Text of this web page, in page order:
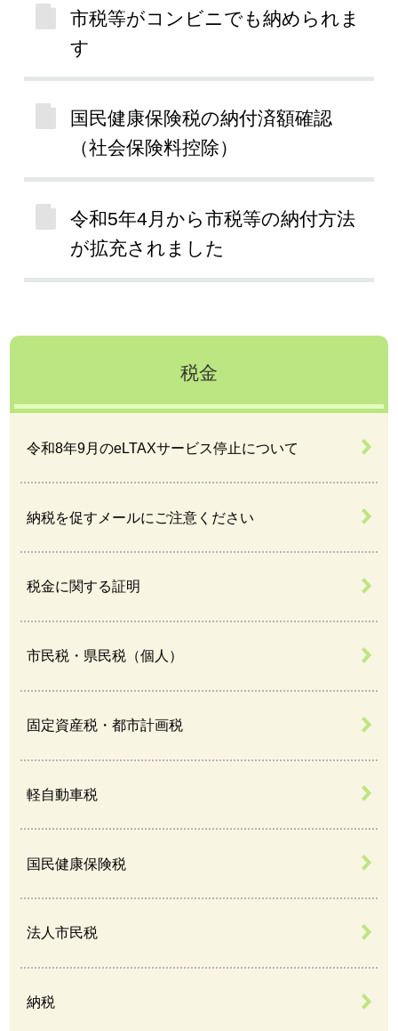
市税等がコンビニでも納められま
す
国民健康保険税の納付済額確認
（社会保険料控除）
令和5年4月から市税等の納付方法
が拡充されました
税金
令和8年9月のeLTAXサービス停止について
納税を促すメールにご注意ください
税金に関する証明
市民税・県民税（個人）
固定資産税・都市計画税
軽自動車税
国民健康保険税
法人市民税
納税